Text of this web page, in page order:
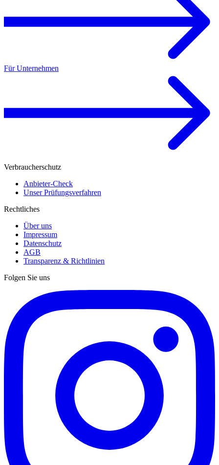
Für Unternehmen
Verbraucherschutz
Anbieter-Check
Unser Prüfungsverfahren
Rechtliches
Über uns
Impressum
Datenschutz
AGB
Transparenz & Richtlinien
Folgen Sie uns